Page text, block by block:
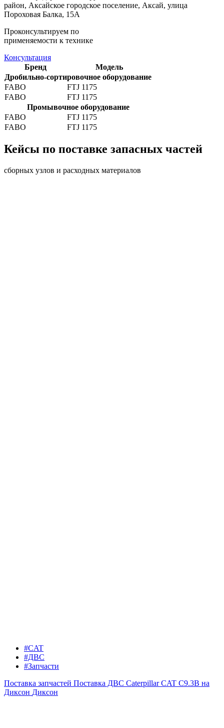
район, Аксайское городское поселение, Аксай, улица
Пороховая Балка, 15А
Проконсультируем по
применяемости к технике
Консультация
Бренд
Модель
Дробильно-сортировочное оборудование
FABO
FTJ 1175
FABO
FTJ 1175
Промывочное оборудование
FABO
FTJ 1175
FABO
FTJ 1175
Кейсы по поставке запасных частей
сборных узлов и расходных материалов
#CAT
#ДВС
#Запчасти
Поставка запчастей Поставка ДВС Caterpillar CAT C9.3B на
Диксон Диксон